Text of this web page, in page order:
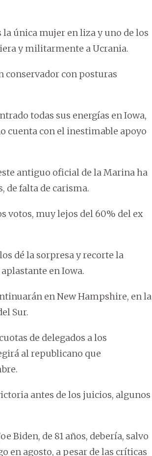
la única mujer en liza y uno de los
y militarmente a Ucrania.
conservador con posturas
todas sus energías en Iowa,
cuenta con el inestimable apoyo
antiguo oficial de la Marina ha
de falta de carisma.
votos, muy lejos del 60% del ex
dé la sorpresa y recorte la
en Iowa.
en New Hampshire, en la
Sur.
de delegados a los
al republicano que
antes de los juicios, algunos
Biden, de 81 años, debería, salvo
en agosto, a pesar de las críticas